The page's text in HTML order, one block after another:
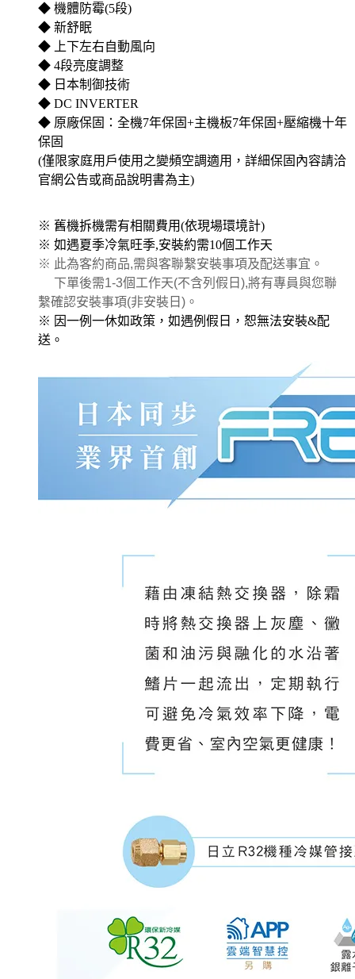
◆ 機體防霉(5段)
◆ 新舒眠
◆ 上下左右自動風向
◆ 4段亮度調整
◆ 日本制御技術
◆ DC INVERTER
◆ 原廠保固：全機7年保固+主機板7年保固+壓縮機十年
保固
(僅限家庭用戶使用之變頻空調適用，詳細保固內容請洽
官網公告或商品說明書為主)
※ 舊機拆機需有相關費用(依現場環境計)
※ 如遇夏季冷氣旺季,安裝約需10個工作天
※ 此為客約商品,需與客聯繫安裝事項及配送事宜。
下單後需1-3個工作天(不含列假日),將有專員與您聯
繫確認安裝事項(非安裝日)。
※ 因一例一休如政策，如遇例假日，恕無法安裝&配
送。